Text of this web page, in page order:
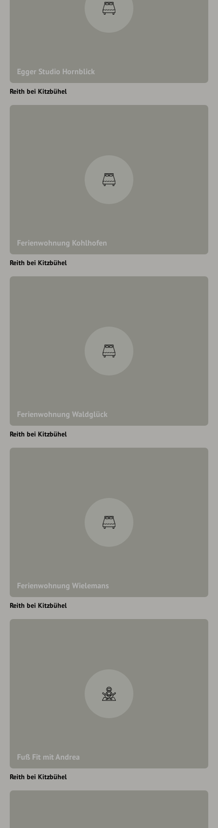
Egger Studio Hornblick
Reith bei Kitzbühel
Ferienwohnung Kohlhofen
Reith bei Kitzbühel
Ferienwohnung Waldglück
Reith bei Kitzbühel
Ferienwohnung Wielemans
Reith bei Kitzbühel
Fuß Fit mit Andrea
Reith bei Kitzbühel